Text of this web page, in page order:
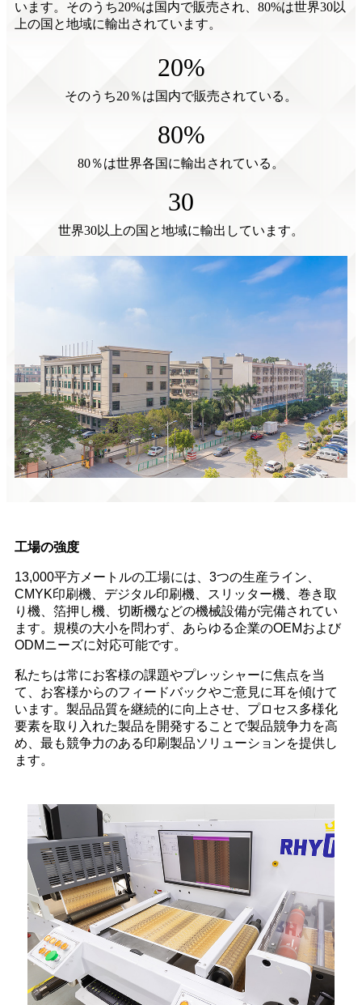
います。そのうち20%は国内で販売され、80%は世界30以
上の国と地域に輸出されています。
20%
そのうち20％は国内で販売されている。
80%
80％は世界各国に輸出されている。
30
世界30以上の国と地域に輸出しています。
工場の強度
13,000平方メートルの工場には、3つの生産ライン、
CMYK印刷機、デジタル印刷機、スリッター機、巻き取
り機、箔押し機、切断機などの機械設備が完備されてい
ます。規模の大小を問わず、あらゆる企業のOEMおよび
ODMニーズに対応可能です。
私たちは常にお客様の課題やプレッシャーに焦点を当
て、お客様からのフィードバックやご意見に耳を傾けて
います。製品品質を継続的に向上させ、プロセス多様化
要素を取り入れた製品を開発することで製品競争力を高
め、最も競争力のある印刷製品ソリューションを提供し
ます。